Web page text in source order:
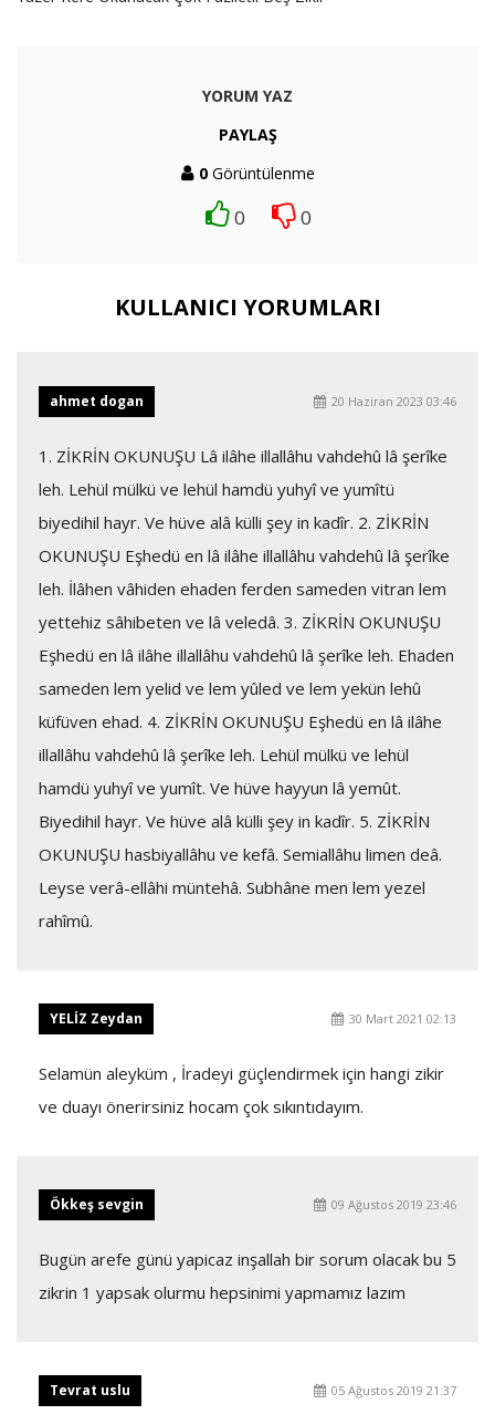
YORUM YAZ
PAYLAŞ
0Görüntülenme
0 0
KULLANICI YORUMLARI
ahmet dogan 20 Haziran 2023 03:46
1. ZİKRİN OKUNUŞU Lâ ilâhe illallâhu vahdehû lâ şerîke
leh. Lehül mülkü ve lehül hamdü yuhyî ve yumîtü
biyedihil hayr. Ve hüve alâ külli şey in kadîr. 2. ZİKRİN
OKUNUŞU Eşhedü en lâ ilâhe illallâhu vahdehû lâ şerîke
leh. İlâhen vâhiden ehaden ferden sameden vitran lem
yettehiz sâhibeten ve lâ veledâ. 3. ZİKRİN OKUNUŞU
Eşhedü en lâ ilâhe illallâhu vahdehû lâ şerîke leh. Ehaden
sameden lem yelid ve lem yûled ve lem yekün lehû
küfüven ehad. 4. ZİKRİN OKUNUŞU Eşhedü en lâ ilâhe
illallâhu vahdehû lâ şerîke leh. Lehül mülkü ve lehül
hamdü yuhyî ve yumît. Ve hüve hayyun lâ yemût.
Biyedihil hayr. Ve hüve alâ külli şey in kadîr. 5. ZİKRİN
OKUNUŞU hasbiyallâhu ve kefâ. Semiallâhu limen deâ.
Leyse verâ-ellâhi müntehâ. Subhâne men lem yezel
rahîmû.
YELİZ Zeydan 30 Mart 2021 02:13
Selamün aleyküm , İradeyi güçlendirmek için hangi zikir
ve duayı önerirsiniz hocam çok sıkıntıdayım.
Ökkeş sevgin 09 Ağustos 2019 23:46
Bugün arefe günü yapicaz inşallah bir sorum olacak bu 5
zikrin 1 yapsak olurmu hepsinimi yapmamız lazım
Tevrat uslu 05 Ağustos 2019 21:37